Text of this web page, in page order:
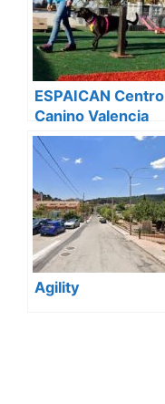
Valentia
ESPAICAN Centro
Canino Valencia
Agility